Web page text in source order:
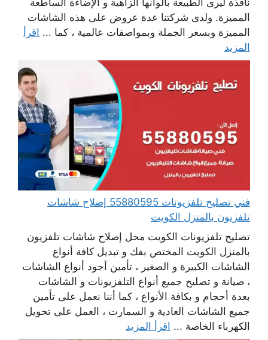
نافذة ليرى الطبيعة بألوانها الزاهية و الإضاءة الساطعة
المميزة. ولدى شركتنا عدة عروض على هذه الشاشات
المميزة وبسعر الجملة وبمواصفات عالمية ، كما ... اقرأ
المزيد
فني تصليح تلفزيونات 55880595 إصلاح شاشات
تلفزيون بالمنزل الكويت
تصليح تلفزيونات الكويت محل إصلاح شاشات تلفزيون
بالمنزل الكويت المختص بفك و تبديل كافة أنواع
الشاشات الكبيرة و الصغير ، تأمين أجود أنواع الشاشات
، صيانة و تصليح جميع أنواع التلفزيونات و الشاشات
بعدة أحجام و بكافة الأنواع ، كما أننا نعمل على تأمين
جميع الشاشات العادية و السمارت ، العمل على تحويل
الكهرباء الخاصة ... اقرأ المزيد